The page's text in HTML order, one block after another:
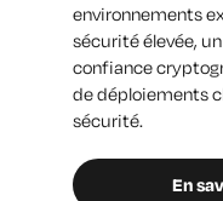
environnements
sécurité élevée,
confiance
de déploiements
sécurité.
En